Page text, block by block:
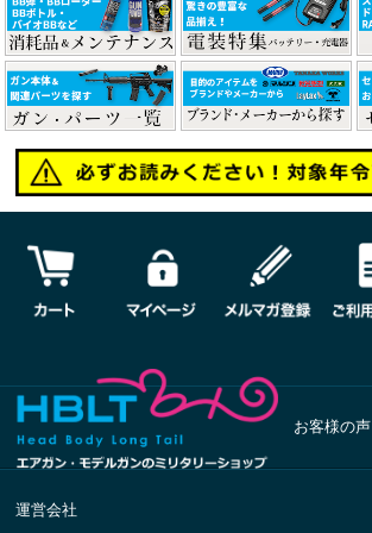
お客様の声
運営会社